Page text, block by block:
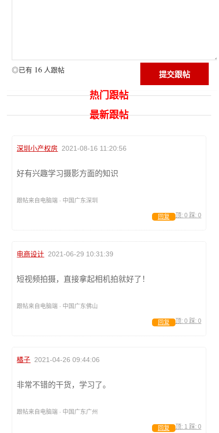
◎已有 16 人跟帖
热门跟帖
最新跟帖
深圳小产权房 2021-08-16 11:20:56
好有兴趣学习摄影方面的知识
跟帖来自电脑端 · 中国广东深圳
顶: 0 踩: 0
回复
电商设计 2021-06-29 10:31:39
短视频拍摄，直接拿起相机拍就好了！
跟帖来自电脑端 · 中国广东佛山
顶: 0 踩: 0
回复
橘子 2021-04-26 09:44:06
非常不错的干货，学习了。
跟帖来自电脑端 · 中国广东广州
顶: 1 踩: 0
回复